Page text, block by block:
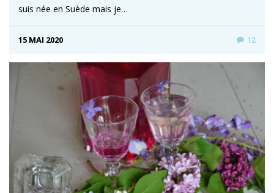
suis née en Suède mais je…
15 MAI 2020 12